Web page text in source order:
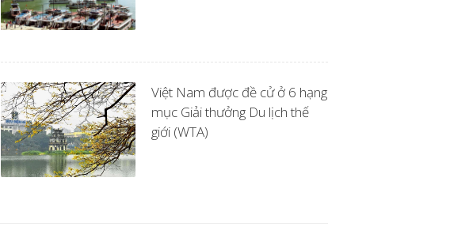
Việt Nam được đề cử ở 6 hạng
mục Giải thưởng Du lịch thế
giới (WTA)